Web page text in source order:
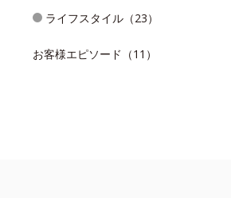
ライフスタイル（23）
お客様エピソード（11）